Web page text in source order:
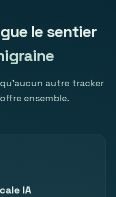
le sentier
autre tracker
ensemble.
IA